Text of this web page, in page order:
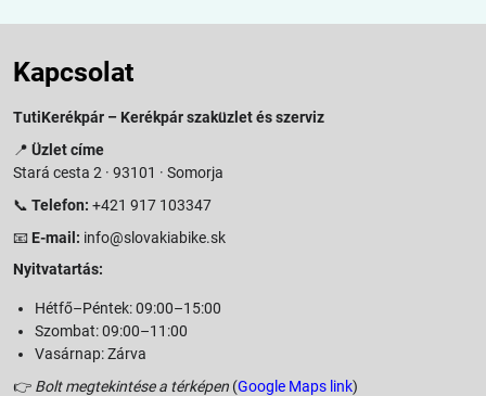
Kapcsolat
TutiKerékpár – Kerékpár szaküzlet és szerviz
📍 Üzlet címe
Stará cesta 2 · 93101 · Somorja
📞 Telefon: +421 917 103347
📧 E-mail: info@slovakiabike.sk
Nyitvatartás:
Hétfő–Péntek: 09:00–15:00
Szombat: 09:00–11:00
Vasárnap: Zárva
👉 Bolt megtekintése a térképen (Google Maps link)